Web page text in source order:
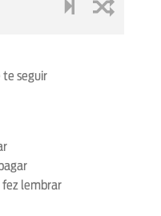
te seguir
fez lembrar